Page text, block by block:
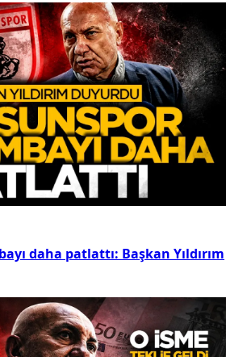
daha patlattı: Başkan Yıldırım